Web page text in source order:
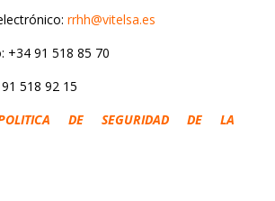
rrhh@vitelsa.es
+34 91 518 85 70
518 92 15
DE SEGURIDAD DE LA